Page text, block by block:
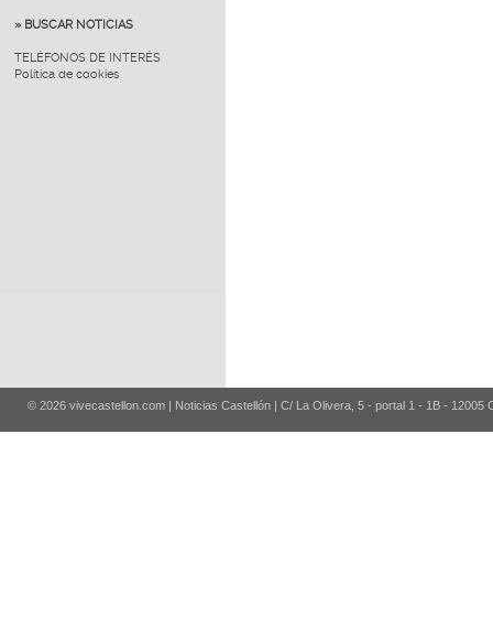
» BUSCAR NOTICIAS
TELÉFONOS DE INTERÉS
Política de cookies
© 2026 vivecastellon.com | Noticias Castellón | C/ La Olivera, 5 - portal 1 - 1B - 12005